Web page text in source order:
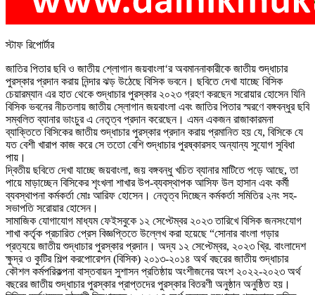
স্টাফ রিপোর্টার
জাতির পিতার ছবি ও জাতীয় শ্লোগান জয়বাংলা‘র অবমাননাকারীকে জাতীয় শুদ্ধাচার
পুরস্কার প্রদান করায় নিন্দার ঝড় উঠেছে বিসিক ভবনে। ছবিতে দেখা যাচ্ছে বিসিক
চেয়ারম্যান এর হাত থেকে শুদ্ধাচার পুরস্কার ২০২৩ গ্রহণ করছেন সরোয়ার হোসেন যিনি
বিসিক ভবনের নীচতলায় জাতীয় স্লোগান জয়বাংলা এবং জাতির পিতার স্মরণে বঙ্গবন্ধুর ছবি
সম্বলিত ব্যানার ভাংচুর এ নেতৃত্ব প্রদান করেছেন। এমন একজন রাজাকারমনা
ব্যাক্তিতে বিসিকের জাতীয় শুদ্ধাচার পুরস্কার প্রদান করায় প্রমানিত হয় যে, বিসিকে যে
যত বেশী খারাপ কাজ করে সে ততো বেশি শুদ্ধাচার পুরষ্কারসহ অন্যান্য সুযোগ সুবিধা
পায়।
দ্বিতীয় ছবিতে দেখা যাচ্ছে জয়বাংলা, জয় বঙ্গবন্ধু খচিত ব্যানার মাটিতে পড়ে আছে, তা
পায়ে মাড়াচ্ছেন বিসিকের শৃংখলা শাখার উপ-ব্যবস্থাপক আসিফ উল হাসান এবং কর্মী
ব্যবস্থাপনা কর্মকর্তা মোঃ আরিফ হোসেন। নেতৃত্ব দিচ্ছেন কর্মকর্তা সমিতির ২নং সহ-
সভাপতি সরোয়ার হোসেন।
সামাজিক যোগাযোগ মাধ্যম ফেইসবুকে ১২ সেপ্টেম্বর ২০২৩ তারিখে বিসিক জনসংযোগ
শাখা কর্তৃক প্রচারিত প্রেস বিজ্ঞপ্তিতে উল্লেখ করা হয়েছে “সোনার বাংলা গড়ার
প্রত্যয়ে জাতীয় শুদ্ধাচার পুরস্কার প্রদান। অদ্য ১২ সেপ্টেম্বর, ২০২৩ খ্রি. বাংলাদেশ
ক্ষুদ্র ও কুটির শিল্প করপোরেশন (বিসিক) ২০১৩-২০১৪ অর্থ বছরের জাতীয় শুদ্ধাচার
কৌশল কর্মপরিকল্পনা বাস্তবায়ন সুশাসন প্রতিষ্ঠায় অংশীজনের অংশ ২০২২-২০২৩ অর্থ
বছরের জাতীয় শুদ্ধাচার পুরস্কার প্রাপ্তদের পুরস্কার বিতরণী অনুষ্ঠান অনুষ্ঠিত হয়।